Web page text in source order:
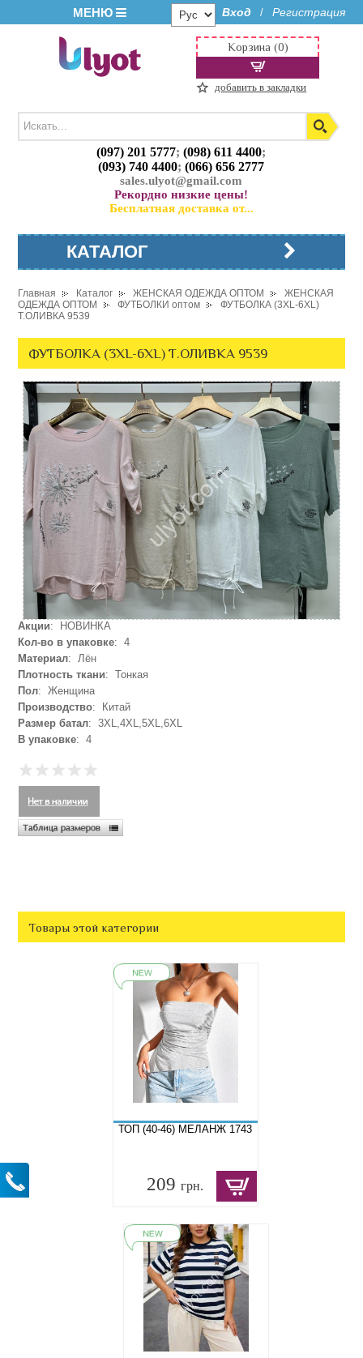
МЕНЮ Вход / Регистрация
(097) 201 5777;(098) 611 4400;
(093) 740 4400;(066) 656 2777
sales.ulyot@gmail.com
Рекордно низкие цены!
Бесплатная доставка от...
Корзина (0)
добавить в закладки
КАТАЛОГ
Главная Каталог ЖЕНСКАЯ ОДЕЖДА ОПТОМ
ЖЕНСКАЯ
ОДЕЖДА ОПТОМ
ФУТБОЛКИ оптом
ФУТБОЛКА (3XL-6XL)
Т.ОЛИВКА 9539
ФУТБОЛКА (3XL-6XL) Т.ОЛИВКА 9539
Акции: НОВИНКА
Кол-во в упаковке: 4
Материал: Лён
Плотность ткани: Тонкая
Пол: Женщина
Производство: Китай
Размер батал: 3XL,4XL,5XL,6XL
В упаковке: 4
Товары этой категории
ТОП (40-46) МЕЛАНЖ 1743
209 грн.